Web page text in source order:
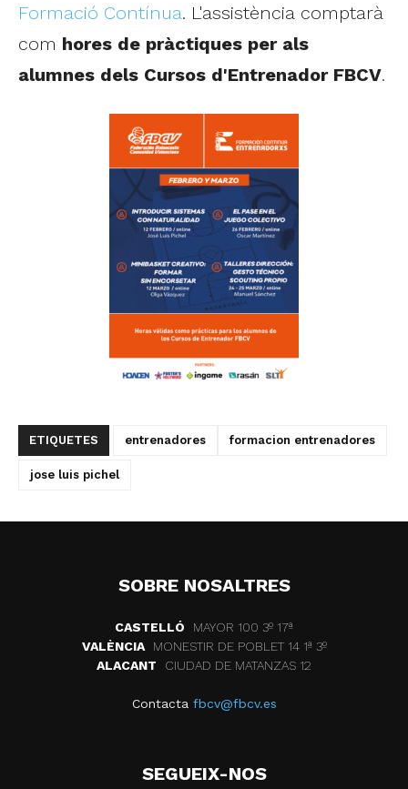
Formació Contínua. L'assistència comptarà
com hores de pràctiques per als
alumnes dels Cursos d'Entrenador FBCV.
ETIQUETES entrenadores formacion entrenadores
jose luis pichel
SOBRE NOSALTRES
CASTELLÓ
MAYOR 100 3º 17ª
VALÈNCIA
MONESTIR DE POBLET 14 1ª 3º
ALACANT
CIUDAD DE MATANZAS 12
Contacta fbcv@fbcv.es
SEGUEIX-NOS